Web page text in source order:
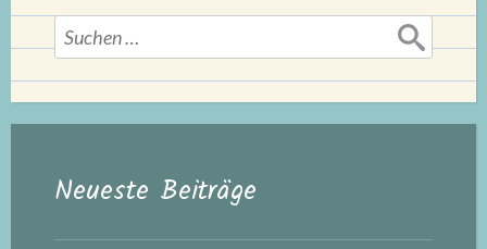
Suchen
nach:
Neueste Beiträge